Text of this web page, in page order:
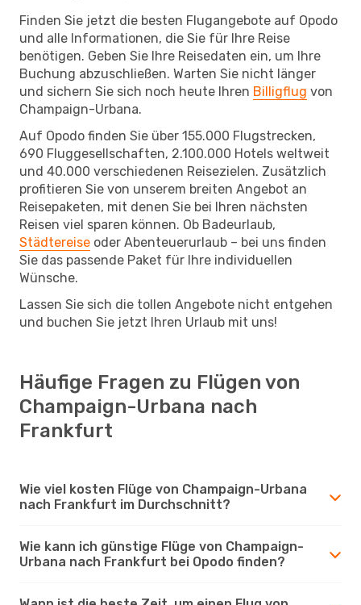
Finden Sie jetzt die besten Flugangebote auf Opodo
und alle Informationen, die Sie für Ihre Reise
benötigen. Geben Sie Ihre Reisedaten ein, um Ihre
Buchung abzuschließen. Warten Sie nicht länger
und sichern Sie sich noch heute Ihren Billigflug von
Champaign-Urbana.
Auf Opodo finden Sie über 155.000 Flugstrecken,
690 Fluggesellschaften, 2.100.000 Hotels weltweit
und 40.000 verschiedenen Reisezielen. Zusätzlich
profitieren Sie von unserem breiten Angebot an
Reisepaketen, mit denen Sie bei Ihren nächsten
Reisen viel sparen können. Ob Badeurlaub,
Städtereise oder Abenteuerurlaub – bei uns finden
Sie das passende Paket für Ihre individuellen
Wünsche.
Lassen Sie sich die tollen Angebote nicht entgehen
und buchen Sie jetzt Ihren Urlaub mit uns!
Häufige Fragen zu Flügen von
Champaign-Urbana nach
Frankfurt
Wie viel kosten Flüge von Champaign-Urbana
nach Frankfurt im Durchschnitt?
Wie kann ich günstige Flüge von Champaign-
Urbana nach Frankfurt bei Opodo finden?